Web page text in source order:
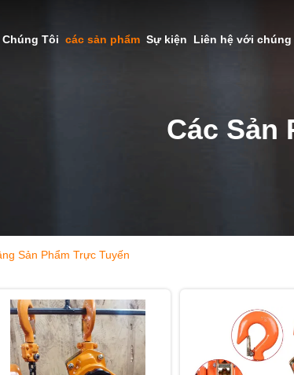
Chúng Tôi các sản phẩm Sự kiện Liên hệ với chúng
Các Sản
Sản Phẩm Trực Tuyến